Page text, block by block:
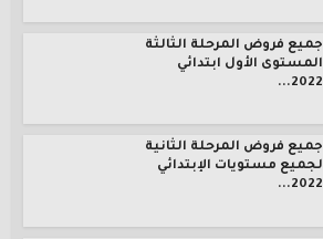
جميع فروض المرحلة الثالثة
المستوى الأول ابتدائي
2022...
جميع فروض المرحلة الثانية
لجميع مستويات الإبتدائي
2022...